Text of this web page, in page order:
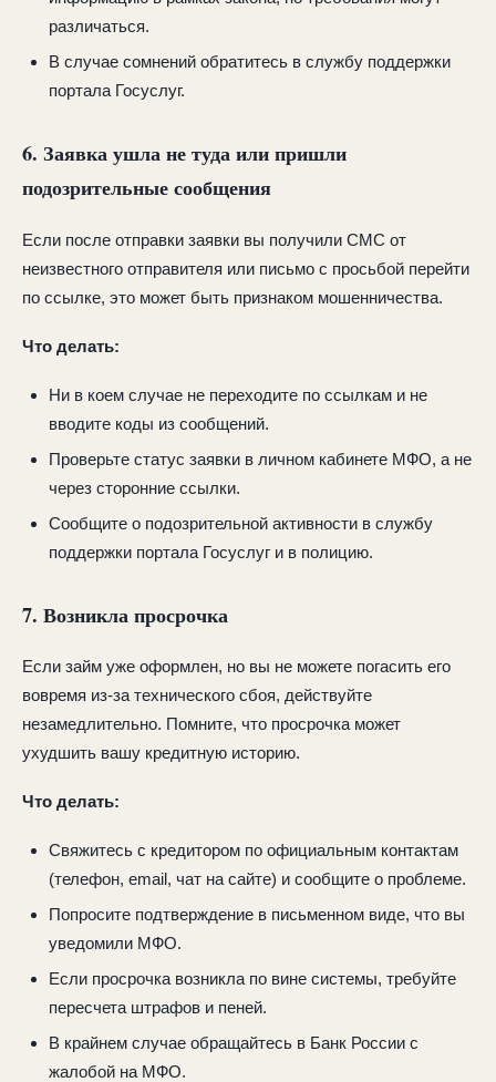
различаться.
В случае сомнений обратитесь в службу поддержки
портала Госуслуг.
6. Заявка ушла не туда или пришли
подозрительные сообщения
Если после отправки заявки вы получили СМС от
неизвестного отправителя или письмо с просьбой перейти
по ссылке, это может быть признаком мошенничества.
Что делать:
Ни в коем случае не переходите по ссылкам и не
вводите коды из сообщений.
Проверьте статус заявки в личном кабинете МФО, а не
через сторонние ссылки.
Сообщите о подозрительной активности в службу
поддержки портала Госуслуг и в полицию.
7. Возникла просрочка
Если займ уже оформлен, но вы не можете погасить его
вовремя из-за технического сбоя, действуйте
незамедлительно. Помните, что просрочка может
ухудшить вашу кредитную историю.
Что делать:
Свяжитесь с кредитором по официальным контактам
(телефон, email, чат на сайте) и сообщите о проблеме.
Попросите подтверждение в письменном виде, что вы
уведомили МФО.
Если просрочка возникла по вине системы, требуйте
пересчета штрафов и пеней.
В крайнем случае обращайтесь в Банк России с
жалобой на МФО.